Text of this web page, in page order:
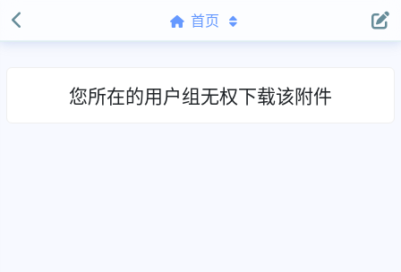
首页
您所在的用户组无权下载该附件